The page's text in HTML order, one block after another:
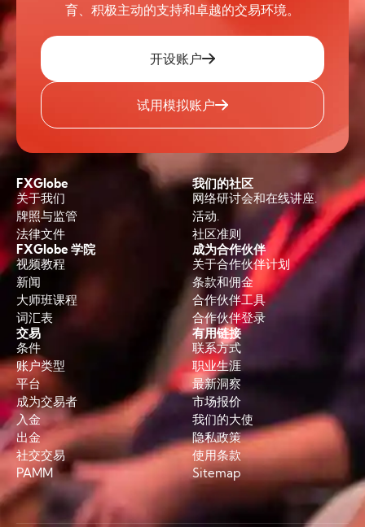
育、积极主动的支持和卓越的交易环境。
开设账户
试用模拟账户
FXGlobe
关于我们
牌照与监管
法律文件
我们的社区
网络研讨会和在线讲座.
活动.
社区准则
FXGlobe 学院
视频教程
新闻
大师班课程
词汇表
成为合作伙伴
关于合作伙伴计划
条款和佣金
合作伙伴工具
合作伙伴登录
交易
条件
账户类型
平台
成为交易者
入金
出金
社交交易
PAMM
有用链接
联系方式
职业生涯
最新洞察
市场报价
我们的大使
隐私政策
使用条款
Sitemap